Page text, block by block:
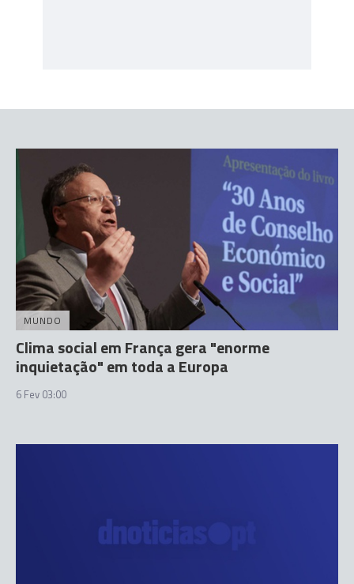
MUNDO
Clima social em França gera "enorme
inquietação" em toda a Europa
6 Fev 03:00